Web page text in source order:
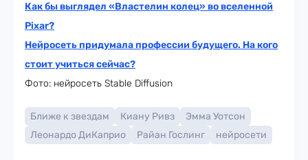
Как бы выглядел «Властелин колец» во вселенной
Pixar?
Нейросеть придумала профессии будущего. На кого
стоит учиться сейчас?
Фото: нейросеть Stable Diffusion
Ближе к звездам Киану Ривз
Эмма Уотсон
Леонардо ДиКаприо
Райан Гослинг нейросети